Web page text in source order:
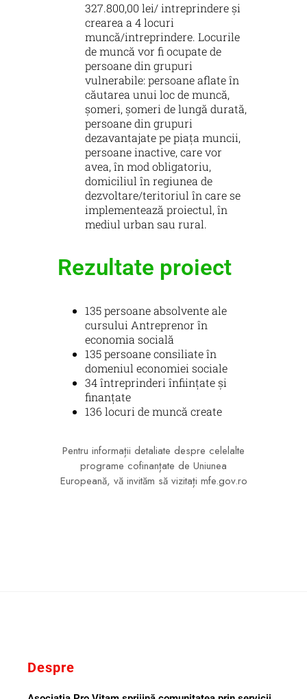
327.800,00 lei/ intreprindere și
crearea a 4 locuri
muncă/intreprindere. Locurile
de muncă vor fi ocupate de
persoane din grupuri
vulnerabile: persoane aflate în
căutarea unui loc de muncă,
șomeri, șomeri de lungă durată,
persoane din grupuri
dezavantajate pe piața muncii,
persoane inactive, care vor
avea, în mod obligatoriu,
domiciliul în regiunea de
dezvoltare/teritoriul în care se
implementează proiectul, în
mediul urban sau rural.
Rezultate proiect​
135 persoane absolvente ale
cursului Antreprenor în
economia socială
135 persoane consiliate în
domeniul economiei sociale
34 întreprinderi înființate și
finanțate
136 locuri de muncă create
Pentru informații detaliate despre celelalte
programe cofinanțate de Uniunea
Europeană, vă invităm să vizitați mfe.gov.ro
Despre